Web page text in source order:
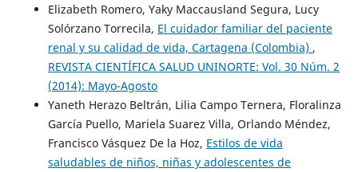
Elizabeth Romero, Yaky Maccausland Segura, Lucy
Solórzano Torrecila, El cuidador familiar del paciente
renal y su calidad de vida, Cartagena (Colombia) ,
REVISTA CIENTÍFICA SALUD UNINORTE: Vol. 30 Núm. 2
(2014): Mayo-Agosto
Yaneth Herazo Beltrán, Lilia Campo Ternera, Floralinza
García Puello, Mariela Suarez Villa, Orlando Méndez,
Francisco Vásquez De la Hoz, Estilos de vida
saludables de niños, niñas y adolescentes de